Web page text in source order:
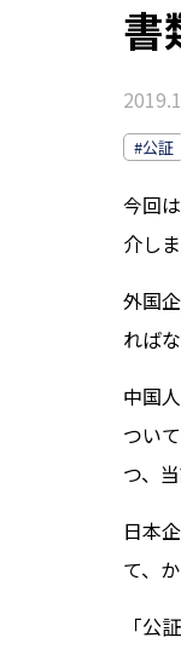
書
#公証
今回
介しま
外国
れば
中国
つい
つ、
日本
て、
「公